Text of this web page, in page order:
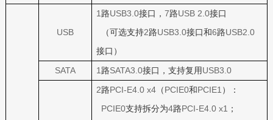
USB
1路USB3.0接口， 7路USB 2.0接口
（可选支持2路USB3.0接口和6路USB2.0
接口）
SATA 1路SATA3.0接口，支持复用 USB3.0
2路PCI-E4.0 x4（ PCIE0和 PCIE1 ）：
PCIE0支持拆分为4路PCI-E4.0 x1 ；